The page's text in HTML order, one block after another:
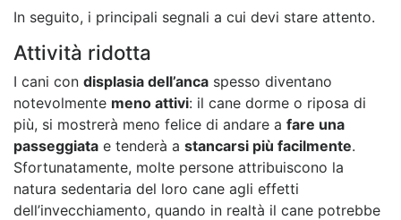
In seguito, i principali segnali a cui devi stare attento.
Attività ridotta
I cani con displasia dell’anca spesso diventano
notevolmente meno attivi: il cane dorme o riposa di
più, si mostrerà meno felice di andare a fare una
passeggiata e tenderà a stancarsi più facilmente.
Sfortunatamente, molte persone attribuiscono la
natura sedentaria del loro cane agli effetti
dell’invecchiamento, quando in realtà il cane potrebbe